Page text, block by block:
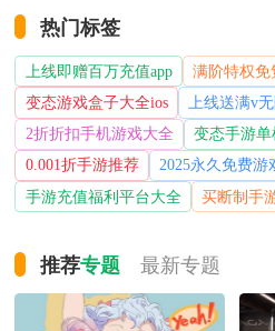
热门标签
上线即赠百万充值app
满阶特权免
变态游戏盒子大全ios
上线送满v
2折折扣手机游戏大全
变态手游单
0.001折手游推荐
2025永久免费游
手游充值福利平台大全
买断制手
推荐专题 最新专题